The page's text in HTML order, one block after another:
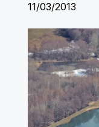
11/03/2013